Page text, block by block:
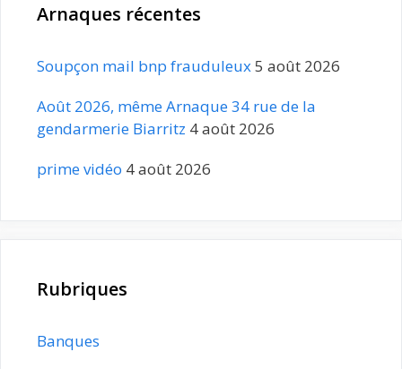
Arnaques récentes
Soupçon mail bnp frauduleux5 août 2026
Août 2026, même Arnaque 34 rue de la
gendarmerie Biarritz 4 août 2026
prime vidéo 4 août 2026
Rubriques
Banques